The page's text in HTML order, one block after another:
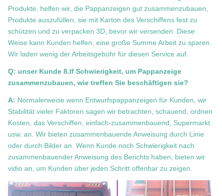
Produkte, helfen wir, die Pappanzeigen gut zusammenzubauen,
Produkte auszufüllen, sie mit Karton des Verschiffens fest zu
schützen und zu verpacken 3D, bevor wir versenden. Diese
Weise kann Kunden helfen, eine große Summe Arbeit zu sparen.
Wir laden wenig der Arbeitsgebühr für diesen Service auf.
Q: unser Kunde 8.If Schwierigkeit, um Pappanzeige
zusammenzubauen, wie treffen Sie beschäftigen sie?
A: Normalerweise wenn Entwurfspappanzeigen für Kunden, wir
Stabilität vieler Faktoren sagen wir betrachten, schauend, ordnen
Kosten, das Verschiffen, einfach-zusammenbauend, Supermarkt
usw. an. Wir bieten zusammenbauende Anweisung durch Linie
oder durch Bilder an. Wenn Kunde noch Schwierigkeit nach
zusammenbauender Anweisung des Berichts haben, bieten wir
vidio an, um Kunden über jeden Schritt offenbar zu zeigen.